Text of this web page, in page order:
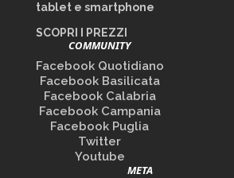
tablet e smartphone
SCOPRI I PREZZI
COMMUNITY
Facebook Quotidiano
Facebook Basilicata
Facebook Calabria
Facebook Campania
Facebook Puglia
Twitter
Youtube
META